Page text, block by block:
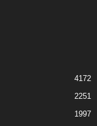
4172
2251
1997